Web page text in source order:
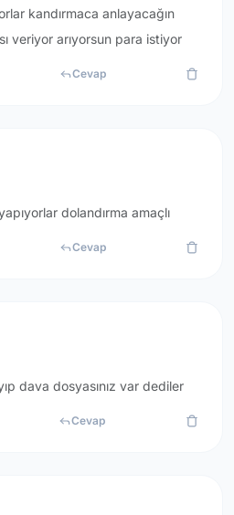
kandırmaca anlayacağın
veriyor arıyorsun para istiyor
Cevap
dolandırma amaçlı
Cevap
dava dosyasınız var dediler
Cevap